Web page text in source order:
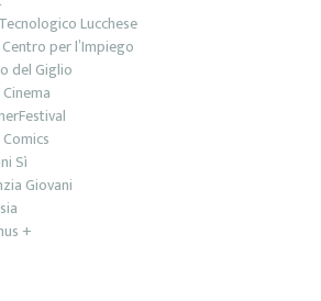
Lucchese
per l’Impiego
del Giglio
Sì
Giovani
+